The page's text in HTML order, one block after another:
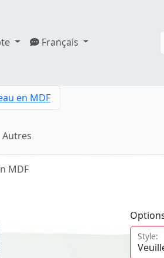
Français
en MDF
Autres
MDF
Style: